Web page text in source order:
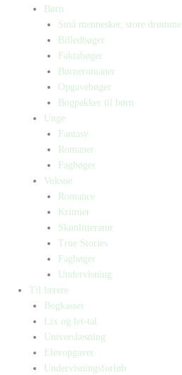
Børn
Små mennesker, store drømme
Billedbøger
Faktabøger
Børneromaner
Opgavebøger
Bogpakker til børn
Unge
Fantasy
Romaner
Fagbøger
Voksne
Romance
Krimier
Skønlitteratur
True Stories
Fagbøger
Undervisning
Til lærere
Bogkasser
Lix og let-tal
Universlæsning
Elevopgaver
Undervisningsforløb